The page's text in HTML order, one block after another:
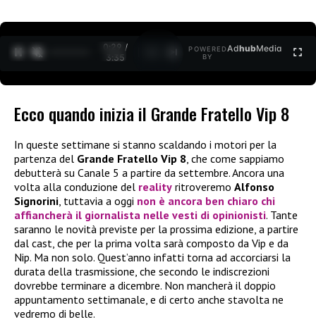
0:30 /
3:35
POWERED
BY
AdhubMedia
Ecco quando inizia il Grande Fratello Vip 8
In queste settimane si stanno scaldando i motori per la
partenza del Grande Fratello Vip 8, che come sappiamo
debutterà su Canale 5 a partire da settembre. Ancora una
volta alla conduzione del reality ritroveremo Alfonso
Signorini, tuttavia a oggi non è ancora ben chiaro chi
affiancherà il giornalista nelle vesti di opinionisti. Tante
saranno le novità previste per la prossima edizione, a partire
dal cast, che per la prima volta sarà composto da Vip e da
Nip. Ma non solo. Quest’anno infatti torna ad accorciarsi la
durata della trasmissione, che secondo le indiscrezioni
dovrebbe terminare a dicembre. Non mancherà il doppio
appuntamento settimanale, e di certo anche stavolta ne
vedremo di belle.